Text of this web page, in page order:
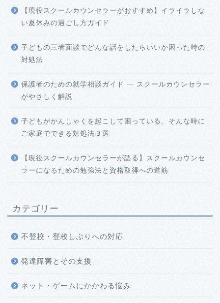
【現役スクールカウンセラーがおすすめ】イライラしな
い夏休みの過ごし方ガイド
子どもの三者面談でどんな話をしたらいいか困った時の
対処法
保護者のための就学相談ガイド ― スクールカウンセラー
がやさしく解説
子どもがかんしゃくを起こして困っている、そんな時に
ご家庭でできる対処法３選
【現役スクールカウンセラーが語る】スクールカウンセ
ラーになるための勉強法と資格取得への道筋
カテゴリー
不登校・登校しぶりへの対応
発達障害とその支援
ネット・ゲームにかかわる悩み